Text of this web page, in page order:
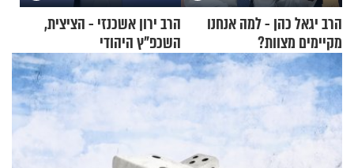
הרב יגאל כהן - למה אנחנו
מקיימים מצוות?
הרב ירון אשכנזי - הציצית,
השכפ"ץ היהודי